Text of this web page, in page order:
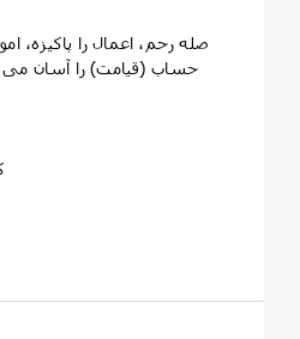
صله رحم، اعمال را پاكيزه،
حساب (قيامت) را آسان مى